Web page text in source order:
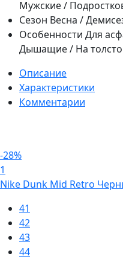
Мужские /
Сезон Весна /
Особенности Для
Дышащие / На
Описание
Характеристики
Комментарии
-28%
1
Nike Dunk Mid Retro
41
42
43
44